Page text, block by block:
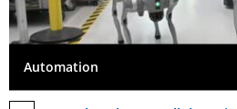
Automation